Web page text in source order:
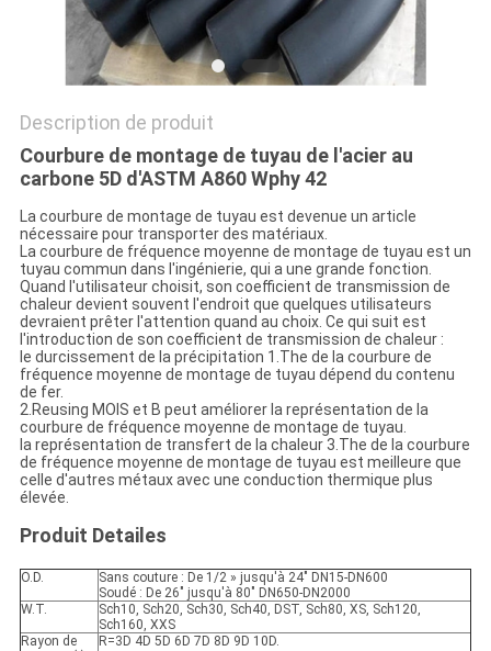
POLITIQUE
CONFIDENTIALITÉ
Description de produit
Courbure de montage de tuyau de l'acier au
carbone 5D d'ASTM A860 Wphy 42
La courbure de montage de tuyau est devenue un article
nécessaire pour transporter des matériaux.
La courbure de fréquence moyenne de montage de tuyau est un
tuyau commun dans l'ingénierie, qui a une grande fonction.
Quand l'utilisateur choisit, son coefficient de transmission de
chaleur devient souvent l'endroit que quelques utilisateurs
devraient prêter l'attention quand au choix. Ce qui suit est
l'introduction de son coefficient de transmission de chaleur :
le durcissement de la précipitation 1.The de la courbure de
fréquence moyenne de montage de tuyau dépend du contenu
de fer.
2.Reusing MOIS et B peut améliorer la représentation de la
courbure de fréquence moyenne de montage de tuyau.
la représentation de transfert de la chaleur 3.The de la courbure
de fréquence moyenne de montage de tuyau est meilleure que
celle d'autres métaux avec une conduction thermique plus
élevée.
Produit Detailes
O.D.
Sans couture : De 1/2 » jusqu'à 24" DN15-DN600
Soudé : De 26" jusqu'à 80" DN650-DN2000
W.T.
Sch10, Sch20, Sch30, Sch40, DST, Sch80, XS, Sch120,
Sch160, XXS
Rayon de
R=3D 4D 5D 6D 7D 8D 9D 10D.